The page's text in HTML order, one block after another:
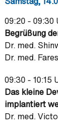
09:20 - 09:30
Begrüßung
Dr. med.
Dr. med.
09:30 - 10:15
Das kleine
implantiert
Dr. med.